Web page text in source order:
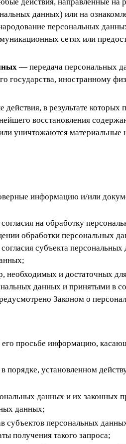
данных) или на
персональных
сетях или
— передача персональных
государства, иностранному
в результате которых
восстановления
уничтожаются материальные
информацию и/или
на обработку
обработки персональных
субъекта
необходимых и достаточных
данных и принятыми в
Законом о
его просьбе информацию,
порядке, установленном
данных и их законных
данных;
персональных
получения такого запроса;